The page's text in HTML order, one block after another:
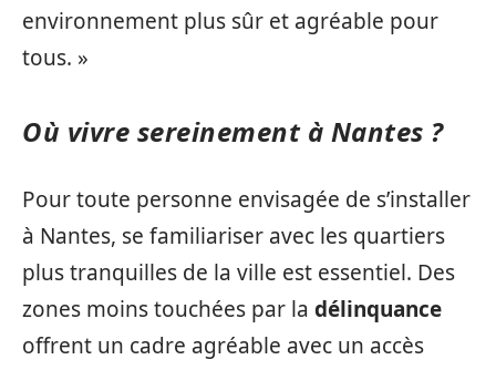
environnement plus sûr et agréable pour
tous. »
Où vivre sereinement à Nantes ?
Pour toute personne envisagée de s’installer
à Nantes, se familiariser avec les quartiers
plus tranquilles de la ville est essentiel. Des
zones moins touchées par la délinquance
offrent un cadre agréable avec un accès